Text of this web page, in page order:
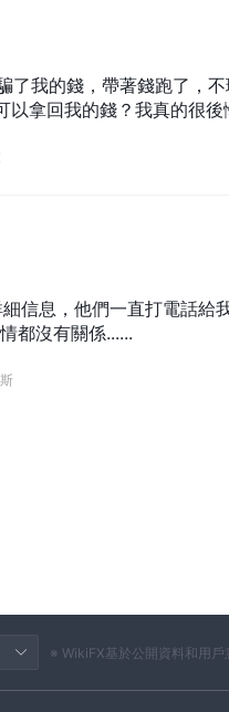
的債券，包括奧地利政府債
券。他們也提供公司債券，
收益債券（highyield）。此外
維也納證券交易所(Wiener
證券交易所等歐洲主要證券交
：
括追蹤一籃子股票的股票 ETF
允許交易者推測個股價格走勢
授予交易者以預定的未來價
了我的錢，帶著錢跑了，
拿回我的錢？我真的很後
信息，他們一直打電話給
都沒有關係......
※ WikiFX基於公開資料和用